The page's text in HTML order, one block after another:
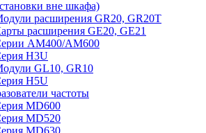
вне шкафа)
расширения GR20, GR20T
расширения GE20, GE21
AM400/AM600
H3U
GL10, GR10
H5U
частоты
MD600
MD520
MD630